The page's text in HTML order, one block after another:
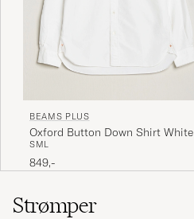
BEAMS PLUS
Oxford Button Down Shirt White
SML
849,-
Strømper